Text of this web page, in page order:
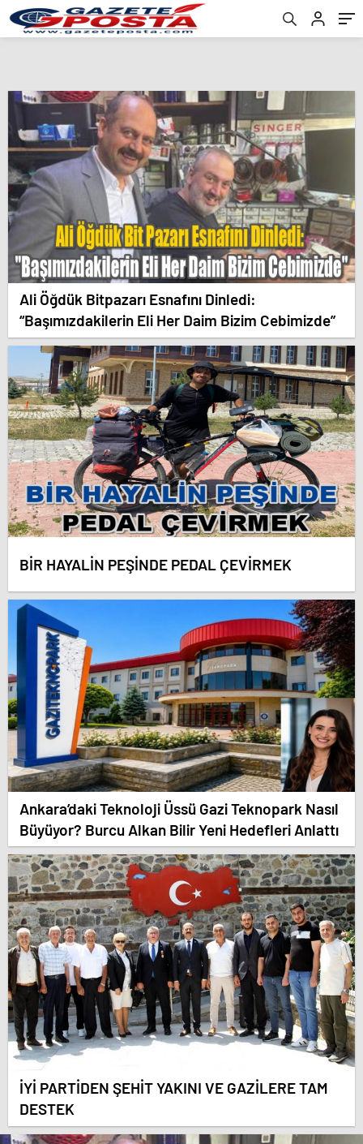
Ali Öğdük Bitpazarı Esnafını Dinledi:
“Başımızdakilerin Eli Her Daim Bizim Cebimizde”
BİR HAYALİN PEŞİNDE PEDAL ÇEVİRMEK
Ankara’daki Teknoloji Üssü Gazi Teknopark Nasıl
Büyüyor? Burcu Alkan Bilir Yeni Hedefleri Anlattı
İYİ PARTİDEN ŞEHİT YAKINI VE GAZİLERE TAM
DESTEK